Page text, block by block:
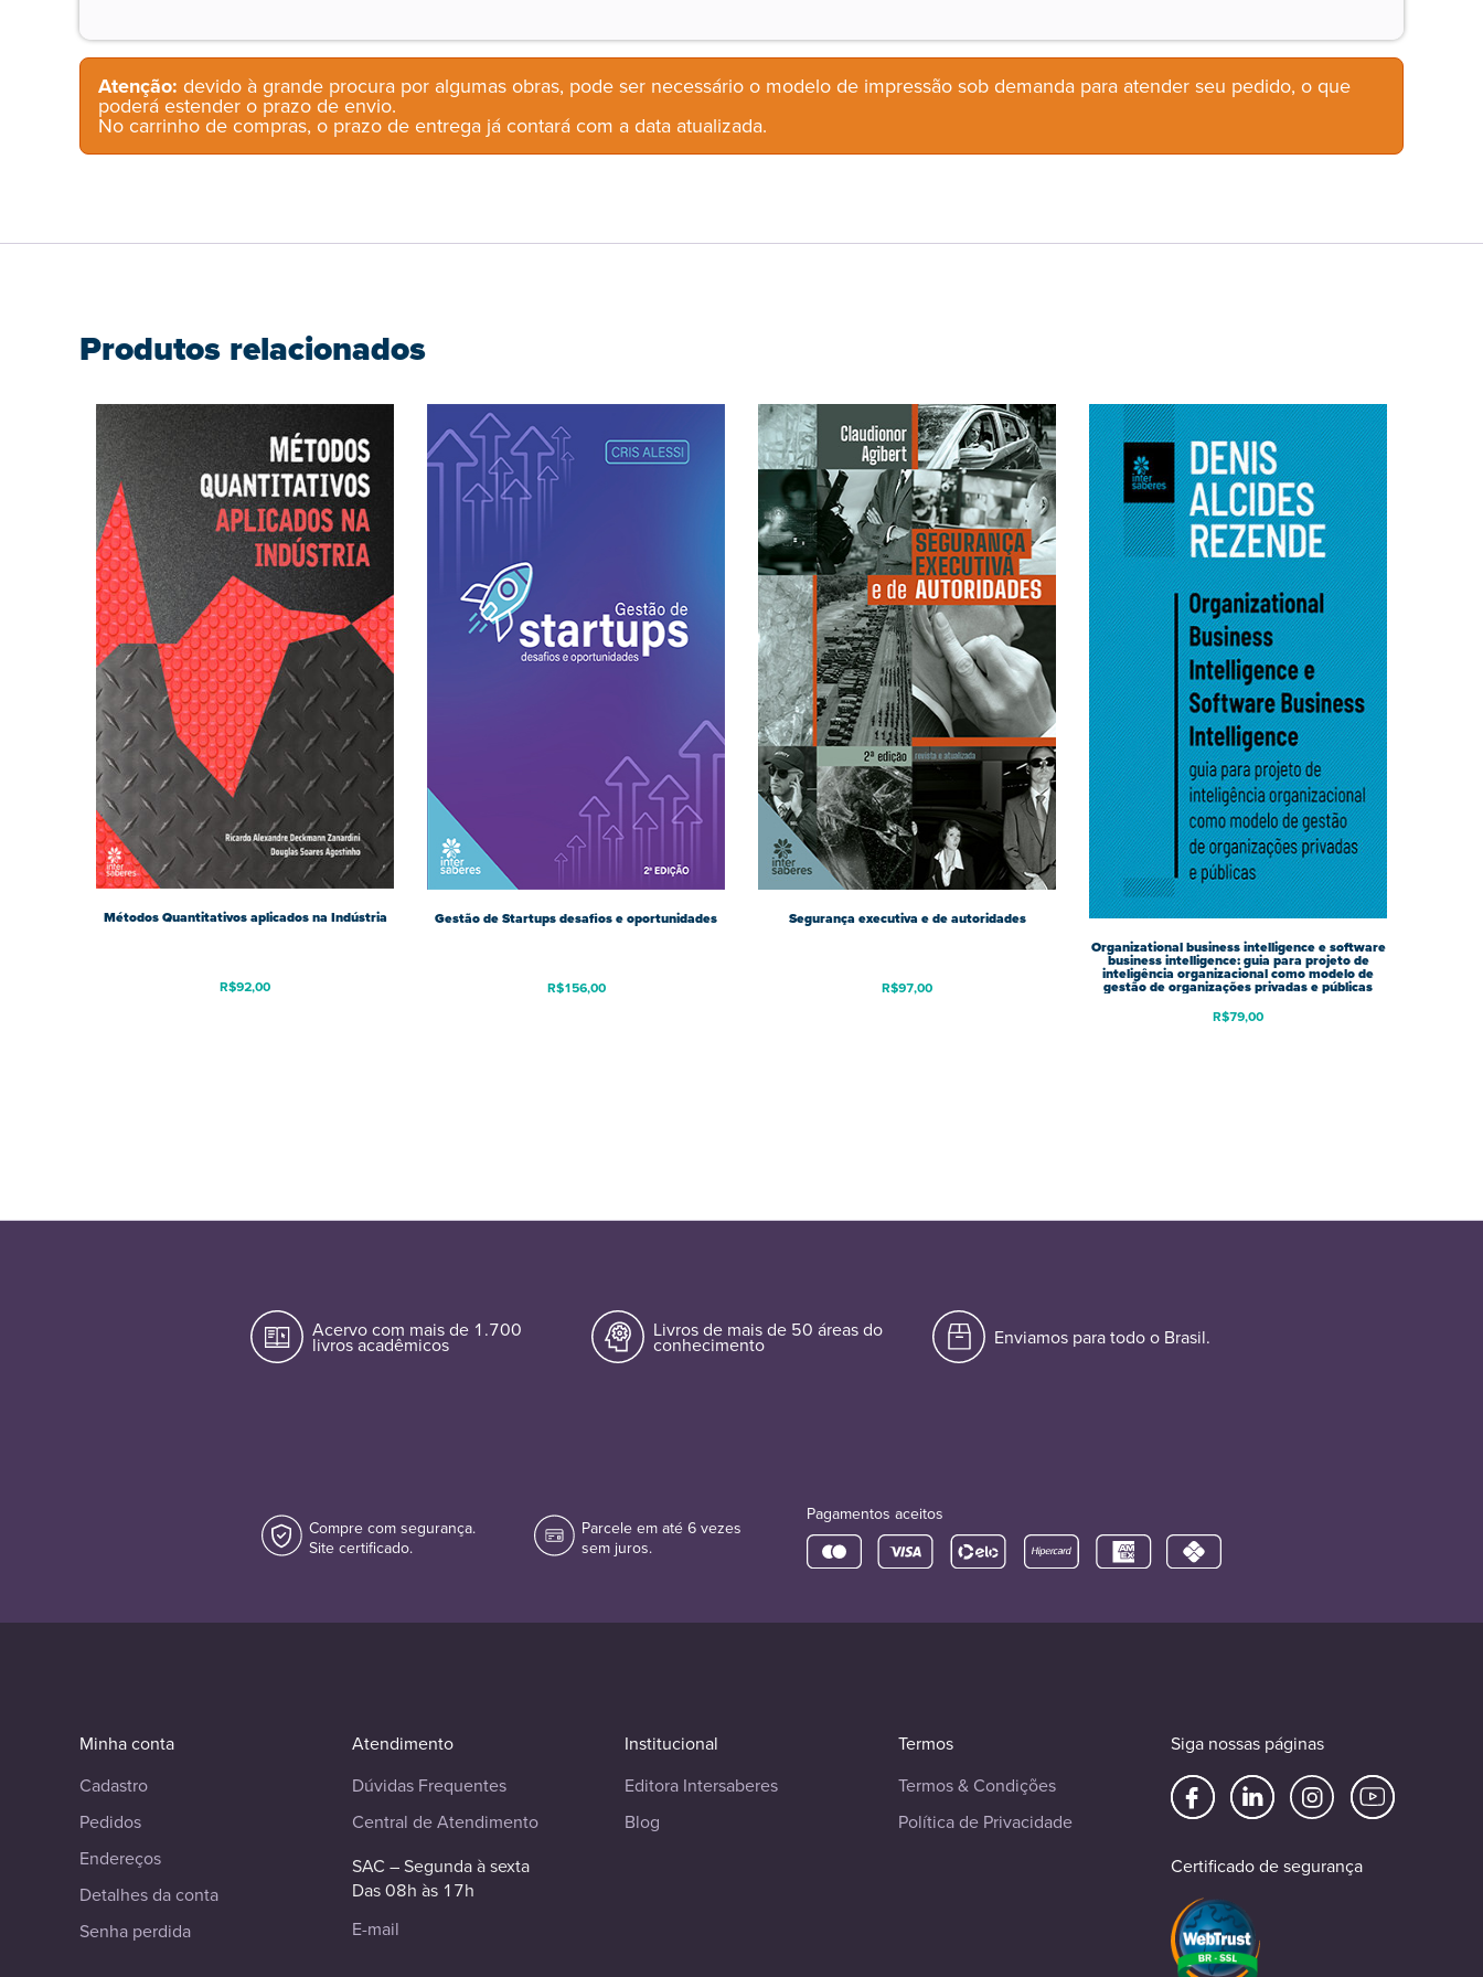
Atenção: devido à grande procura por algumas obras, pode ser necessário o modelo de impressão sob demanda para atender seu pedido, o que
poderá estender o prazo de envio.
No carrinho de compras, o prazo de entrega já contará com a data atualizada.
Produtos relacionados
Métodos Quantitativos aplicados na Indústria
R$92,00
Gestão de Startups desafios e oportunidades
R$156,00
Segurança executiva e de autoridades
R$97,00
Organizational business intelligence e software
business intelligence: guia para projeto de
inteligência organizacional como modelo de
gestão de organizações privadas e públicas
R$79,00
Acervo com mais de 1.700
livros acadêmicos
Livros de mais de 50 áreas do
conhecimento Enviamos para todo o Brasil.
Compre com segurança.
Site certificado.
Parcele em até 6 vezes
sem juros.
Pagamentos aceitos
Minha conta
Cadastro
Pedidos
Endereços
Detalhes da conta
Senha perdida
Atendimento
Dúvidas Frequentes
Central de Atendimento
SAC – Segunda à sexta
Das 08h às 17h
E-mail
Institucional
Editora Intersaberes
Blog
Termos
Termos & Condições
Política de Privacidade
Siga nossas páginas
Certificado de segurança